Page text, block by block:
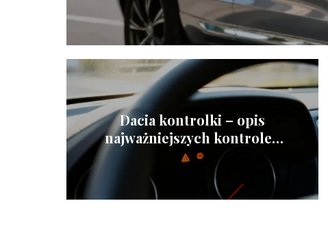
Dacia kontrolki – opis
najważniejszych kontrolek
na desce